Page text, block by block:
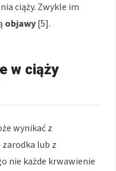
ciąży. Zwykle im
objawy[5].
w ciąży
wynikać z
lub z
nie każde krwawienie